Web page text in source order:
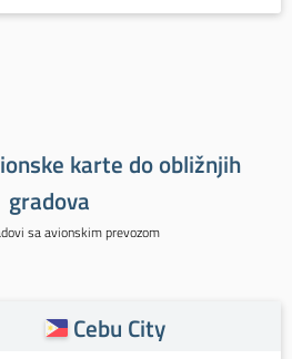
karte do obližnjih
gradova
sa avionskim prevozom
Cebu City